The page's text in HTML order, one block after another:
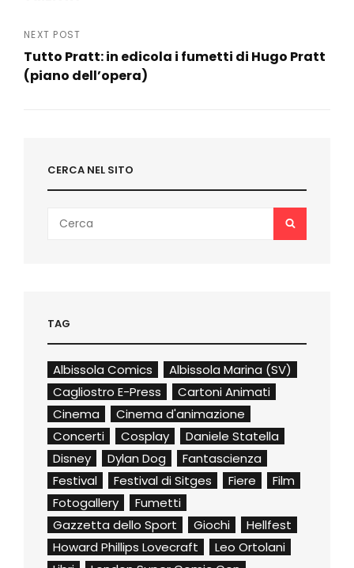
Post
NEXT POST
Tutto Pratt: in edicola i fumetti di Hugo Pratt
(piano dell’opera)
CERCA NEL SITO
for:
SEARCH
TAG
Albissola Comics
Albissola Marina (SV)
Cagliostro E-Press
Cartoni Animati
Cinema
Cinema d'animazione
Concerti
Cosplay
Daniele Statella
Disney
Dylan Dog
Fantascienza
Festival
Festival di Sitges Fiere
Film
Fotogallery
Fumetti
Gazzetta dello Sport
Giochi
Hellfest
Howard Phillips Lovecraft
Leo Ortolani